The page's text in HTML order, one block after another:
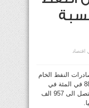
اقتصاد
النفط الخام
الكويتي الى الصين قفزت بنسبة 8ر88 في المئة في
نوفمبر الماضي على اساس سنوي لتصل الى 957 الف